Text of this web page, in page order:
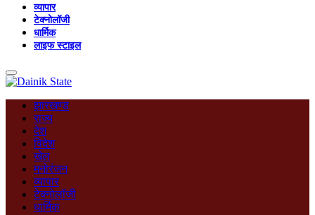
व्यापार
टेक्नोलॉजी
धार्मिक
लाइफ स्टाइल
झारखण्ड
राज्य
देश
विदेश
खेल
मनोरंजन
व्यापार
टेक्नोलॉजी
धार्मिक